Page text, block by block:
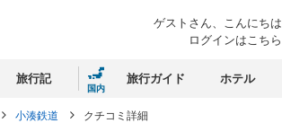
ゲストさん、 こんにちは
ログインはこちら
旅行記
国内
旅行ガイド ホテル
小湊鉄道 クチコミ詳細